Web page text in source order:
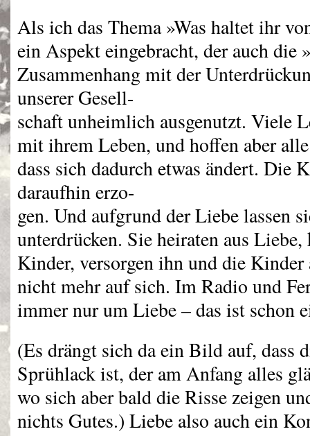
Als ich das Thema »Was haltet ihr
ein Aspekt eingebracht, der auch die
Zusammenhang mit der
unserer Gesell-
schaft unheimlich ausgenutzt. Viele
mit ihrem Leben, und hoffen aber
dass sich dadurch etwas ändert. Die
daraufhin erzo-
gen. Und aufgrund der Liebe lassen
unterdrücken. Sie heiraten aus
Kinder, versorgen ihn und die Kinder
nicht mehr auf sich. Im Radio und
immer nur um Liebe – das ist schon
(Es drängt sich da ein Bild auf, dass
Sprühlack ist, der am Anfang alles
wo sich aber bald die Risse zeigen
nichts Gutes.) Liebe also auch ein